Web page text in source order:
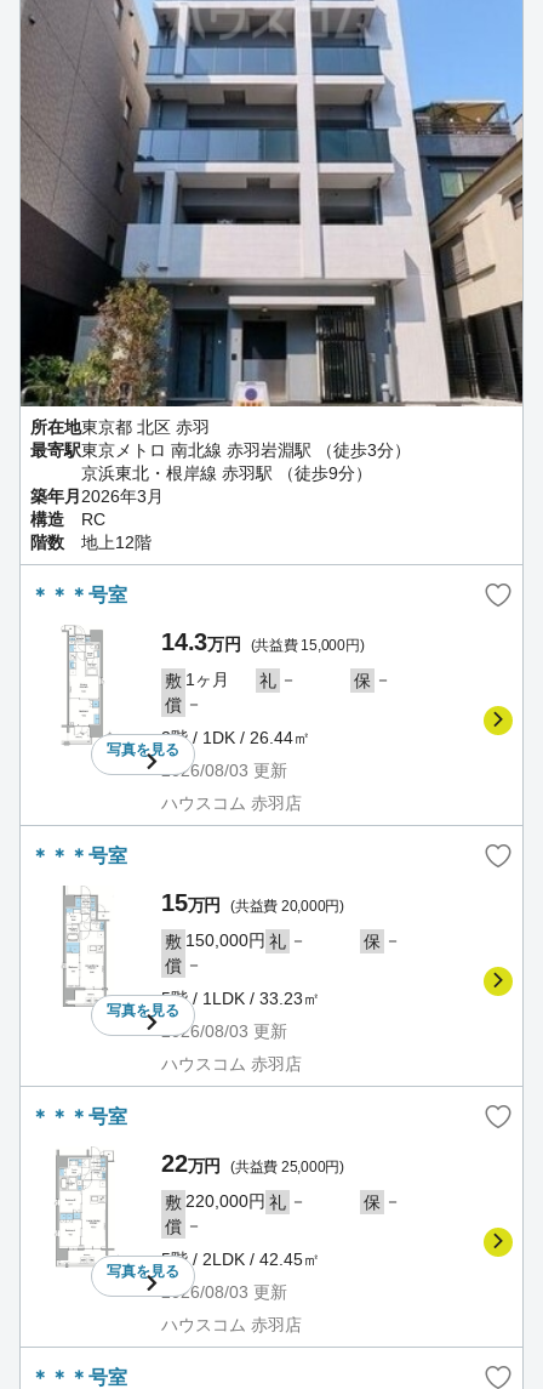
所在地東京都 北区 赤羽
最寄駅東京メトロ 南北線 赤羽岩淵駅 （徒歩3分）
京浜東北・根岸線 赤羽駅 （徒歩9分）
築年月 2026年3月
構造
RC
階数
地上12階
＊＊＊号室
写真を見る
14.3万円 (共益費 15,000円)
敷 1ヶ月 礼 － 保 －
償 －
3階 / 1DK / 26.44㎡
2026/08/03 更新
ハウスコム 赤羽店
＊＊＊号室
写真を見る
15万円 (共益費 20,000円)
敷 150,000円 礼 － 保 －
償 －
5階 / 1LDK / 33.23㎡
2026/08/03 更新
ハウスコム 赤羽店
＊＊＊号室
写真を見る
22万円 (共益費 25,000円)
敷 220,000円 礼 － 保 －
償 －
5階 / 2LDK / 42.45㎡
2026/08/03 更新
ハウスコム 赤羽店
＊＊＊号室